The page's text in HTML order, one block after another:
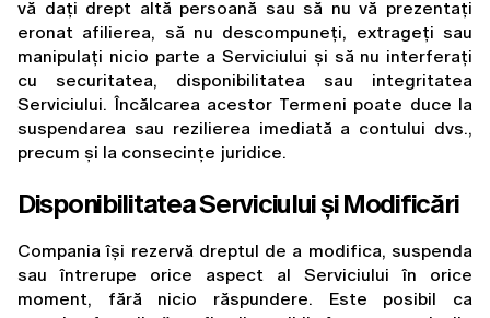
vă dați drept altă persoană sau să nu vă prezentați
eronat afilierea, să nu descompuneți, extrageți sau
manipulați nicio parte a Serviciului și să nu interferați
cu securitatea, disponibilitatea sau integritatea
Serviciului. Încălcarea acestor Termeni poate duce la
suspendarea sau rezilierea imediată a contului dvs.,
precum și la consecințe juridice.
Disponibilitatea Serviciului și Modificări
Compania își rezervă dreptul de a modifica, suspenda
sau întrerupe orice aspect al Serviciului în orice
moment, fără nicio răspundere. Este posibil ca